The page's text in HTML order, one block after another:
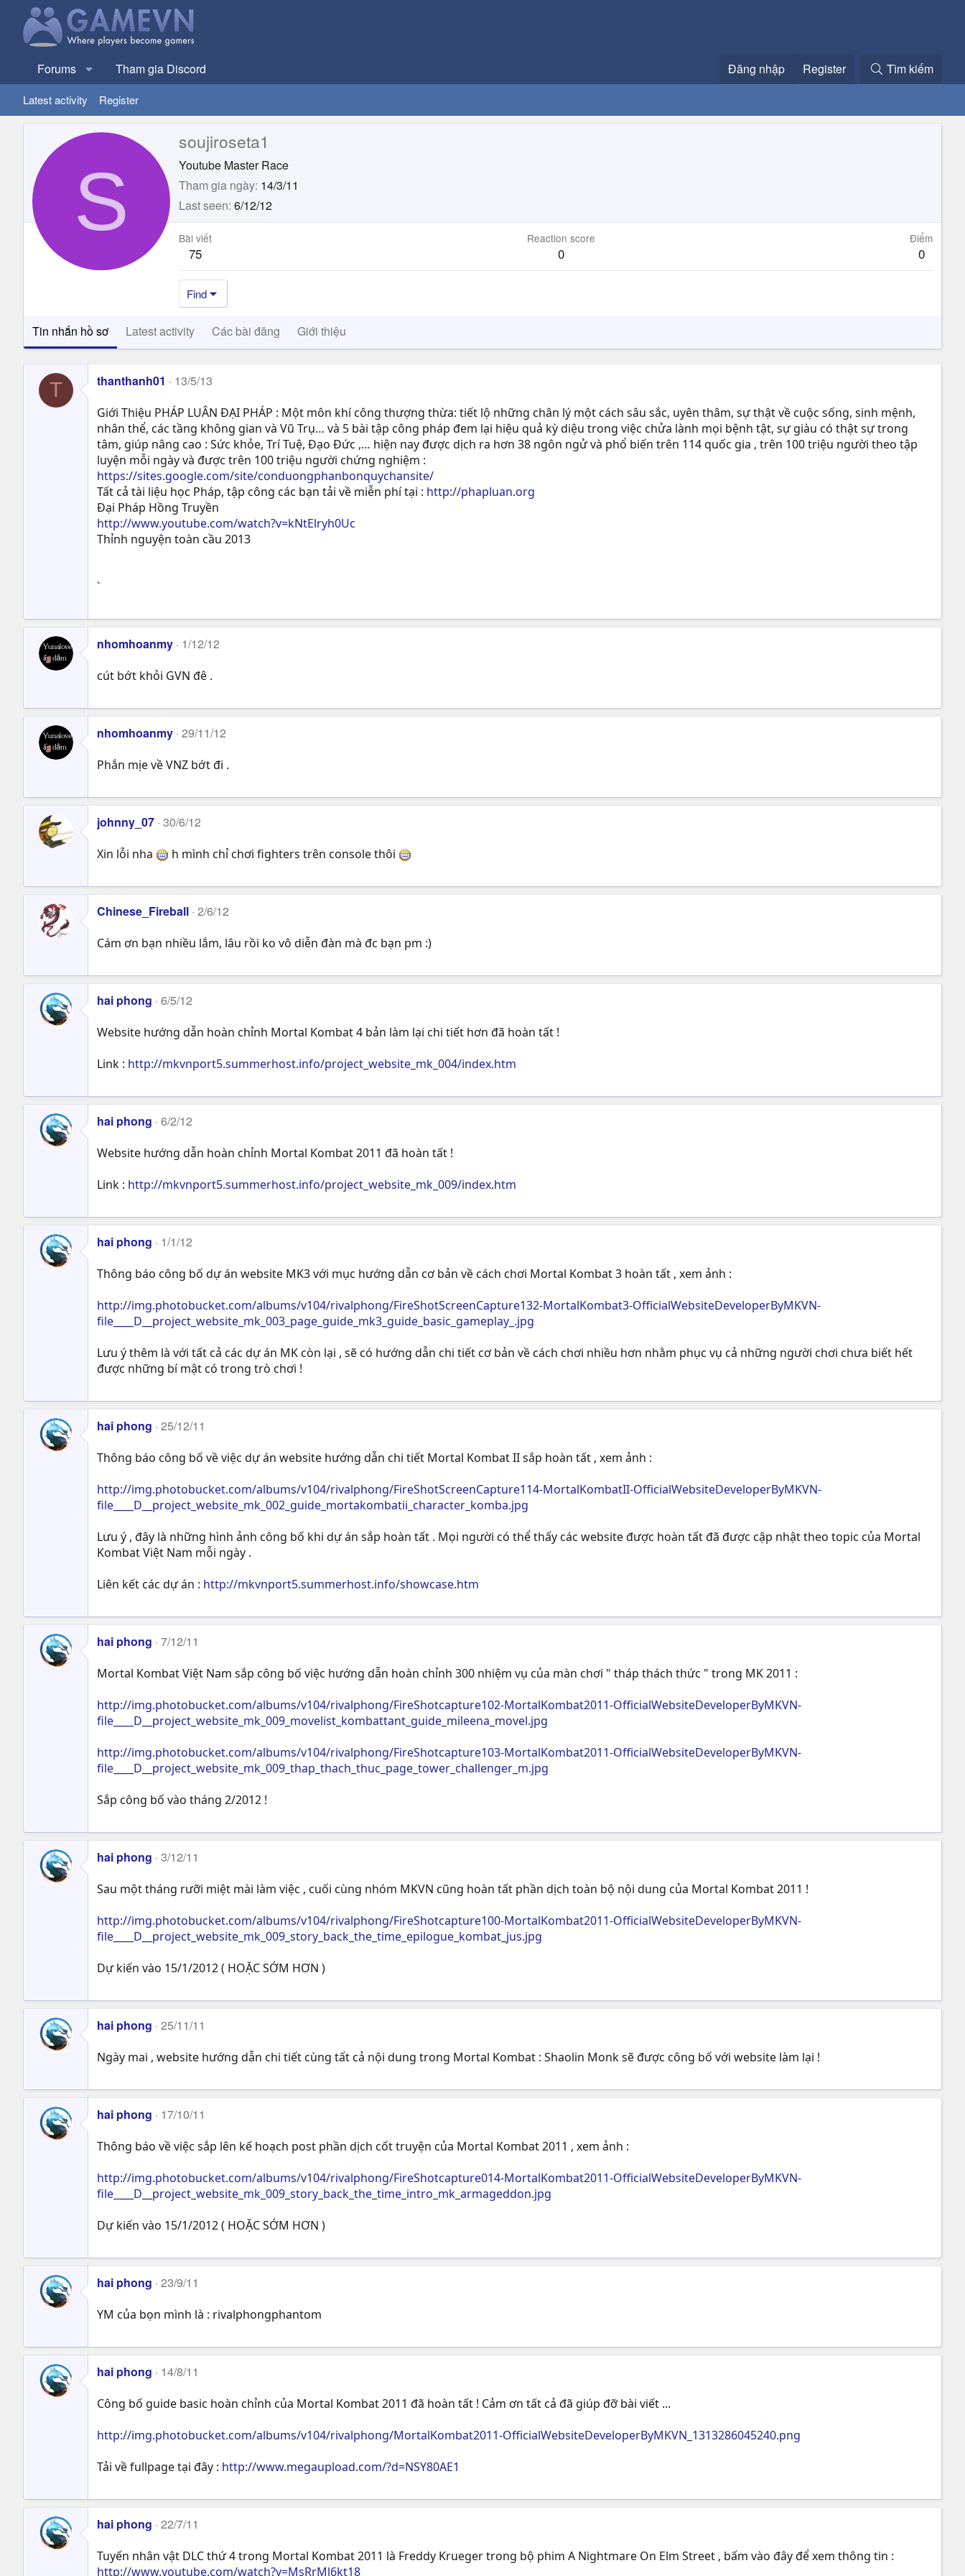
Forums Tham gia Discord Đăng nhập Register Tìm kiếm
Latest activity Register
S
soujiroseta1
Youtube Master Race
Tham gia ngày 14/3/11
Last seen 6/12/12
Bài viết
75
Reaction score
0
Điểm
0
Find
Tin nhắn hồ sơ Latest activity Các bài đăng Giới thiệu
T thanthanh01 13/5/13
Giới Thiệu PHÁP LUÂN ĐẠI PHÁP : Một môn khí công thượng thừa: tiết lộ những chân lý một cách sâu sắc, uyên thâm, sự thật về cuộc sống, sinh mệnh,
nhân thể, các tầng không gian và Vũ Trụ… và 5 bài tập công pháp đem lại hiệu quả kỳ diệu trong việc chửa lành mọi bệnh tật, sự giàu có thật sự trong
tâm, giúp nâng cao : Sức khỏe, Trí Tuệ, Ðạo Ðức ,… hiện nay được dịch ra hơn 38 ngôn ngử và phổ biến trên 114 quốc gia , trên 100 triệu người theo tập
luyện mỗi ngày và được trên 100 triệu người chứng nghiệm :
https://sites.google.com/site/conduongphanbonquychansite/
Tất cả tài liệu học Pháp, tập công các bạn tải về miễn phí tại : http://phapluan.org
Đại Pháp Hồng Truyền
http://www.youtube.com/watch?v=kNtElryh0Uc
Thỉnh nguyện toàn cầu 2013
`
nhomhoanmy 1/12/12
cút bớt khỏi GVN đê .
nhomhoanmy 29/11/12
Phắn mịe về VNZ bớt đi .
johnny_07 30/6/12
Xin lỗi nha h mình chỉ chơi fighters trên console thôi
Chinese_Fireball 2/6/12
Cám ơn bạn nhiều lắm, lâu rồi ko vô diễn đàn mà đc bạn pm :)
hai phong 6/5/12
Website hướng dẫn hoàn chỉnh Mortal Kombat 4 bản làm lại chi tiết hơn đã hoàn tất !
Link : http://mkvnport5.summerhost.info/project_website_mk_004/index.htm
hai phong 6/2/12
Website hướng dẫn hoàn chỉnh Mortal Kombat 2011 đã hoàn tất !
Link : http://mkvnport5.summerhost.info/project_website_mk_009/index.htm
hai phong 1/1/12
Thông báo công bố dự án website MK3 với mục hướng dẫn cơ bản về cách chơi Mortal Kombat 3 hoàn tất , xem ảnh :
http://img.photobucket.com/albums/v104/rivalphong/FireShotScreenCapture132-MortalKombat3-OfficialWebsiteDeveloperByMKVN-
file____D__project_website_mk_003_page_guide_mk3_guide_basic_gameplay_.jpg
Lưu ý thêm là với tất cả các dự án MK còn lại , sẽ có hướng dẫn chi tiết cơ bản về cách chơi nhiều hơn nhằm phục vụ cả những người chơi chưa biết hết
được những bí mật có trong trò chơi !
hai phong 25/12/11
Thông báo công bố về việc dự án website hướng dẫn chi tiết Mortal Kombat II sắp hoàn tất , xem ảnh :
http://img.photobucket.com/albums/v104/rivalphong/FireShotScreenCapture114-MortalKombatII-OfficialWebsiteDeveloperByMKVN-
file____D__project_website_mk_002_guide_mortakombatii_character_komba.jpg
Lưu ý , đây là những hình ảnh công bố khi dự án sắp hoàn tất . Mọi người có thể thấy các website được hoàn tất đã được cập nhật theo topic của Mortal
Kombat Việt Nam mỗi ngày .
Liên kết các dự án : http://mkvnport5.summerhost.info/showcase.htm
hai phong 7/12/11
Mortal Kombat Việt Nam sắp công bố việc hướng dẫn hoàn chỉnh 300 nhiệm vụ của màn chơi " tháp thách thức " trong MK 2011 :
http://img.photobucket.com/albums/v104/rivalphong/FireShotcapture102-MortalKombat2011-OfficialWebsiteDeveloperByMKVN-
file____D__project_website_mk_009_movelist_kombattant_guide_mileena_movel.jpg
http://img.photobucket.com/albums/v104/rivalphong/FireShotcapture103-MortalKombat2011-OfficialWebsiteDeveloperByMKVN-
file____D__project_website_mk_009_thap_thach_thuc_page_tower_challenger_m.jpg
Sắp công bố vào tháng 2/2012 !
hai phong 3/12/11
Sau một tháng rưỡi miệt mài làm việc , cuối cùng nhóm MKVN cũng hoàn tất phần dịch toàn bộ nội dung của Mortal Kombat 2011 !
http://img.photobucket.com/albums/v104/rivalphong/FireShotcapture100-MortalKombat2011-OfficialWebsiteDeveloperByMKVN-
file____D__project_website_mk_009_story_back_the_time_epilogue_kombat_jus.jpg
Dự kiến vào 15/1/2012 ( HOẶC SỚM HƠN )
hai phong 25/11/11
Ngày mai , website hướng dẫn chi tiết cùng tất cả nội dung trong Mortal Kombat : Shaolin Monk sẽ được công bố với website làm lại !
hai phong 17/10/11
Thông báo về việc sắp lên kế hoạch post phần dịch cốt truyện của Mortal Kombat 2011 , xem ảnh :
http://img.photobucket.com/albums/v104/rivalphong/FireShotcapture014-MortalKombat2011-OfficialWebsiteDeveloperByMKVN-
file____D__project_website_mk_009_story_back_the_time_intro_mk_armageddon.jpg
Dự kiến vào 15/1/2012 ( HOẶC SỚM HƠN )
hai phong 23/9/11
YM của bọn mình là : rivalphongphantom
hai phong 14/8/11
Công bố guide basic hoàn chỉnh của Mortal Kombat 2011 đã hoàn tất ! Cảm ơn tất cả đã giúp đỡ bài viết ...
http://img.photobucket.com/albums/v104/rivalphong/MortalKombat2011-OfficialWebsiteDeveloperByMKVN_1313286045240.png
Tải về fullpage tại đây : http://www.megaupload.com/?d=NSY80AE1
hai phong 22/7/11
Tuyến nhân vật DLC thứ 4 trong Mortal Kombat 2011 là Freddy Krueger trong bộ phim A Nightmare On Elm Street , bấm vào đây để xem thông tin :
http://www.youtube.com/watch?v=MsRrMl6kt18